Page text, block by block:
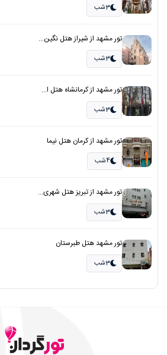
3شب
تور مشهد از شیراز هتل نگین...
3شب
تور مشهد از کرمانشاه هتل ا...
3شب
تور مشهد از کرمان هتل نیما
4شب
تور مشهد از تبریز هتل شهری...
3شب
تور مشهد هتل طبرستان
3شب